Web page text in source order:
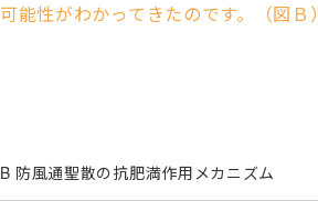
能性がわかってきたのです。（図Ｂ）
防風通聖散の抗肥満作用メカニズム